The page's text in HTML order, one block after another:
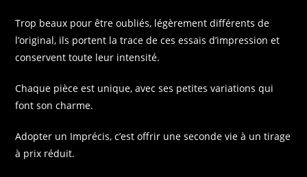
Trop beaux pour être oubliés, légèrement différents de
l’original, ils portent la trace de ces essais d’impression et
conservent toute leur intensité.
Chaque pièce est unique, avec ses petites variations qui
font son charme.
Adopter un Imprécis, c’est offrir une seconde vie à un tirage
à prix réduit.